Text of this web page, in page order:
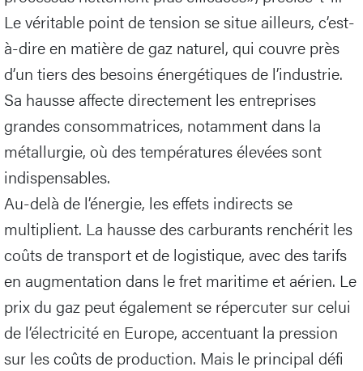
Le véritable point de tension se situe ailleurs, c’est-
à-dire en matière de gaz naturel, qui couvre près
d’un tiers des besoins énergétiques de l’industrie.
Sa hausse affecte directement les entreprises
grandes consommatrices, notamment dans la
métallurgie, où des températures élevées sont
indispensables.
Au-delà de l’énergie, les effets indirects se
multiplient. La hausse des carburants renchérit les
coûts de transport et de logistique, avec des tarifs
en augmentation dans le fret maritime et aérien. Le
prix du gaz peut également se répercuter sur celui
de l’électricité en Europe, accentuant la pression
sur les coûts de production. Mais le principal défi